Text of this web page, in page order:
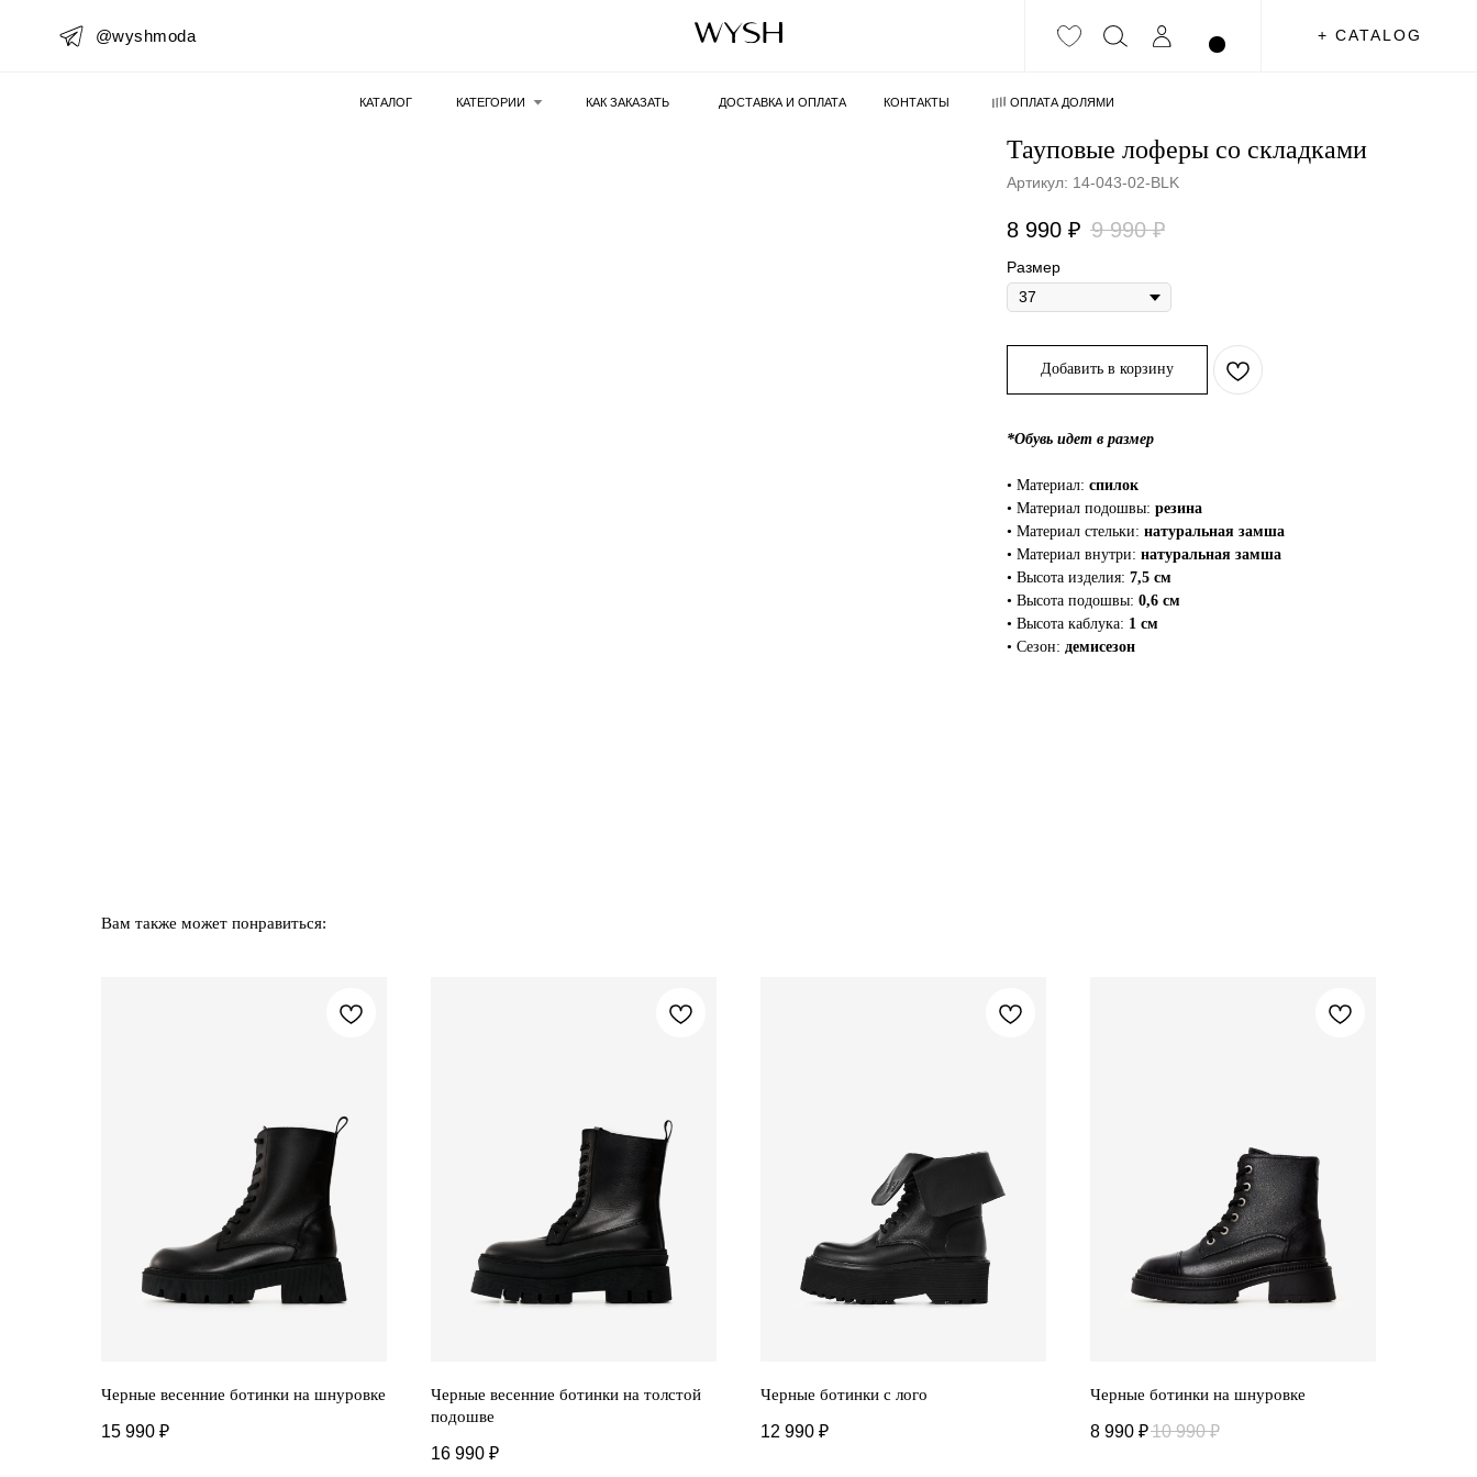
+ CATALOG
КАТЕГОРИИ КОНТАКТЫ
КАК ЗАКАЗАТЬ ДОСТАВКА И ОПЛАТА
КАТАЛОГ ОПЛАТА ДОЛЯМИ
@wyshmoda
Тауповые лоферы со складками
Артикул: 14-043-02-BLK
8 990 ₽ 9 990 ₽
Размер
Добавить в корзину
*Обувь идет в размер
• Материал: спилок
• Материал подошвы: резина
• Материал стельки: натуральная замша
• Материал внутри: натуральная замша
• Высота изделия: 7,5 см
• Высота подошвы: 0,6 см
• Высота каблука: 1 см
• Сезон: демисезон
Вам также может понравиться:
Черные весенние ботинки на шнуровке
15 990 ₽
Черные весенние ботинки на толстой
подошве
16 990 ₽
Черные ботинки с лого
12 990 ₽
Черные ботинки на шнуровке
8 990 ₽10 990 ₽